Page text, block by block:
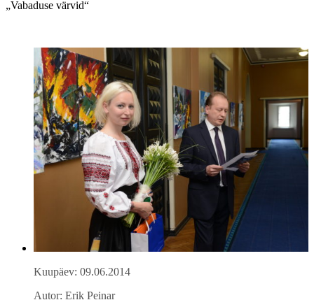
„Vabaduse värvid“
Kuupäev: 09.06.2014
Autor: Erik Peinar